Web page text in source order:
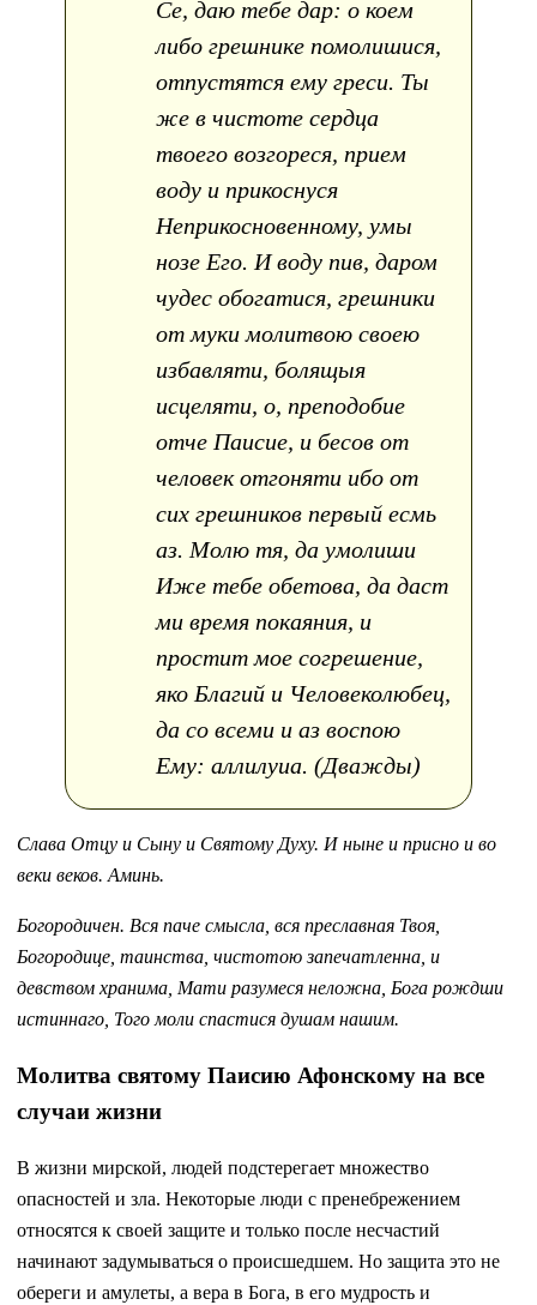
Се, даю тебе дар: о коем
либо грешнике помолишися,
отпустятся ему греси. Ты
же в чистоте сердца
твоего возгореся, прием
воду и прикоснуся
Неприкосновенному, умы
нозе Его. И воду пив, даром
чудес обогатися, грешники
от муки молитвою своею
избавляти, болящыя
исцеляти, о, преподобие
отче Паисие, и бесов от
человек отгоняти ибо от
сих грешников первый есмь
аз. Молю тя, да умолиши
Иже тебе обетова, да даст
ми время покаяния, и
простит мое согрешение,
яко Благий и Человеколюбец,
да со всеми и аз воспою
Ему: аллилуиа. (Дважды)
Слава Отцу и Сыну и Святому Духу. И ныне и присно и во
веки веков. Аминь.
Богородичен. Вся паче смысла, вся преславная Твоя,
Богородице, таинства, чистотою запечатленна, и
девством хранима, Мати разумеся неложна, Бога рождши
истиннаго, Того моли спастися душам нашим.
Молитва святому Паисию Афонскому на все
случаи жизни
В жизни мирской, людей подстерегает множество
опасностей и зла. Некоторые люди с пренебрежением
относятся к своей защите и только после несчастий
начинают задумываться о происшедшем. Но защита это не
обереги и амулеты, а вера в Бога, в его мудрость и